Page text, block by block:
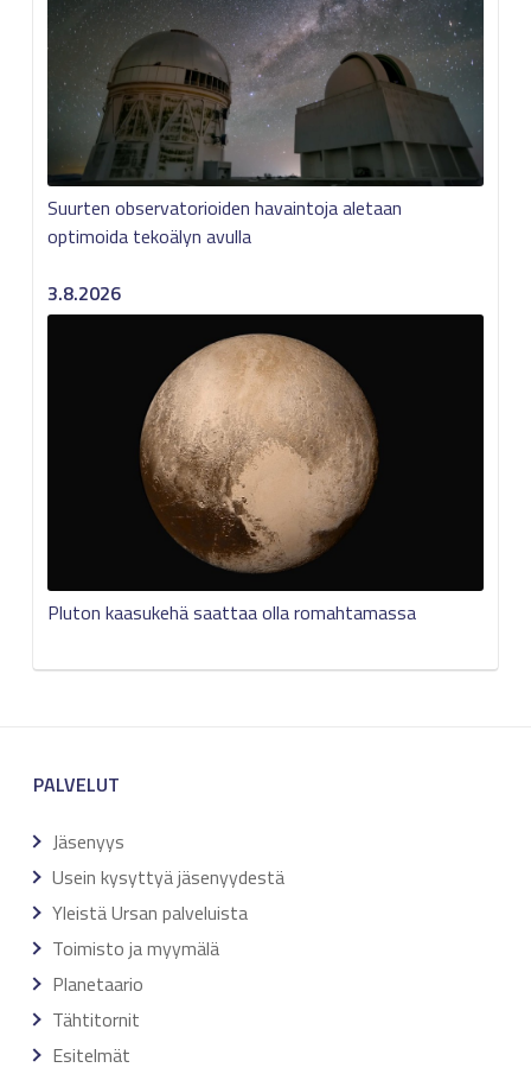
Suurten observatorioiden havaintoja aletaan
optimoida tekoälyn avulla
3.8.2026
Pluton kaasukehä saattaa olla romahtamassa
PALVELUT
Jäsenyys
Usein kysyttyä jäsenyydestä
Yleistä Ursan palveluista
Toimisto ja myymälä
Planetaario
Tähtitornit
Esitelmät